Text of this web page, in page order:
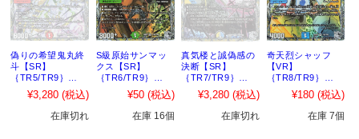
偽りの希望鬼丸終
斗【SR】
｛TR5/TR9｝
［26RP2］
¥3,280 (税込)
在庫切れ
S級原始サンマッ
クス【SR】
｛TR6/TR9｝
［26RP2］
¥50 (税込)
在庫 16個
真気楼と誠偽感の
決断【SR】
｛TR7/TR9｝
［26RP2］
¥3,280 (税込)
在庫切れ
奇天烈シャッフ
【VR】
｛TR8/TR9｝
［26RP2］
¥180 (税込)
在庫 7個